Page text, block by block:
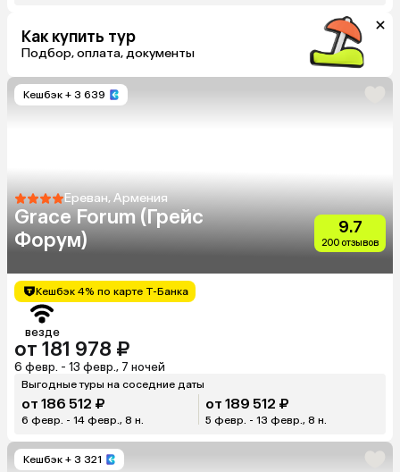
Как купить тур
Подбор, оплата, документы
Кешбэк + 3 639
Ереван, Армения
Grace Forum (Грейс
Форум)
9.7
200 отзывов
Кешбэк 4% по карте Т-Банка
везде
от 181 978 ₽
6 февр. - 13 февр., 7 ночей
Выгодные туры на соседние даты
от 186 512 ₽
6 февр. - 14 февр., 8 н.
от 189 512 ₽
5 февр. - 13 февр., 8 н.
Кешбэк + 3 321